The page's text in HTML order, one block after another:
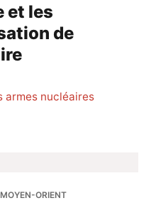
et les
de
armes nucléaires
MOYEN-ORIENT